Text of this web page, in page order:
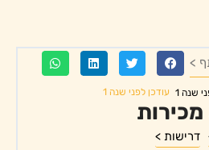
>
שנה 1 עודכן לפני שנה 1
דרישות >